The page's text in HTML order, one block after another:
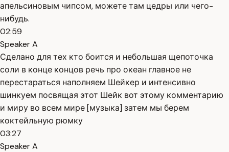
апельсиновым чипсом, можете там цедры или чего-
нибудь.
02:59
Speaker A
Сделано для тех кто боится и небольшая щепоточка
соли в конце концов речь про океан главное не
перестараться наполняем Шейкер и интенсивно
шинкуем посвящая этот Шейк вот этому комментарию
и миру во всем мире [музыка] затем мы берем
коктейльную рюмку
03:27
Speaker A